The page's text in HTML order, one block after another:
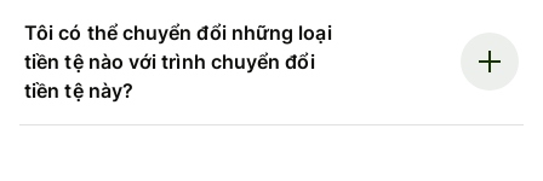
Tôi có thể chuyển đổi những loại
tiền tệ nào với trình chuyển đổi
tiền tệ này?